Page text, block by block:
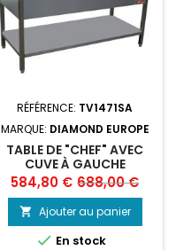
RÉFÉRENCE: TV1471SA
MARQUE: DIAMOND EUROPE
TABLE DE "CHEF" AVEC
CUVE À GAUCHE
Prix
584,80 € Prix
de
base
688,00 €
 Ajouter au panier
 En stock